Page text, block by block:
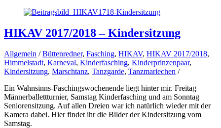
HIKAV 2017/2018 – Kindersitzung
Allgemein / Büttenredner, Fasching, HIKAV, HIKAV 2017/2018,
Himmelstadt, Karneval, Kinderfasching, Kinderprinzenpaar,
Kindersitzung, Marschtanz, Tanzgarde, Tanzmariechen /
Ein Wahnsinns-Faschingswochenende liegt hinter mir. Freitag
Männerballettturnier, Samstag Kinderfasching und am Sonntag
Seniorensitzung. Auf allen Dreien war ich natürlich wieder mit der
Kamera dabei. Hier findet ihr die Bilder der Kindersitzung vom
Samstag.